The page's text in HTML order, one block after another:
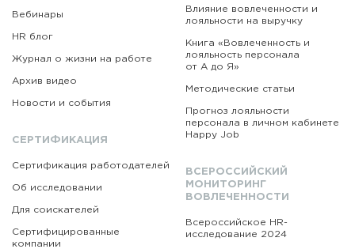
Вебинары
HR блог
Журнал о жизни на работе
Архив видео
Новости и события
СЕРТИФИКАЦИЯ
Сертификация работодателей
Об исследовании
Для соискателей
Сертифицированные
компании
Влияние вовлеченности и
лояльности на выручку
Книга «Вовлеченность и
лояльность персонала
от А до Я»
Методические статьи
Прогноз лояльности
персонала в личном кабинете
Happy Job
ВСЕРОССИЙСКИЙ
МОНИТОРИНГ
ВОВЛЕЧЕННОСТИ
Всероссийское HR-
исследование 2024